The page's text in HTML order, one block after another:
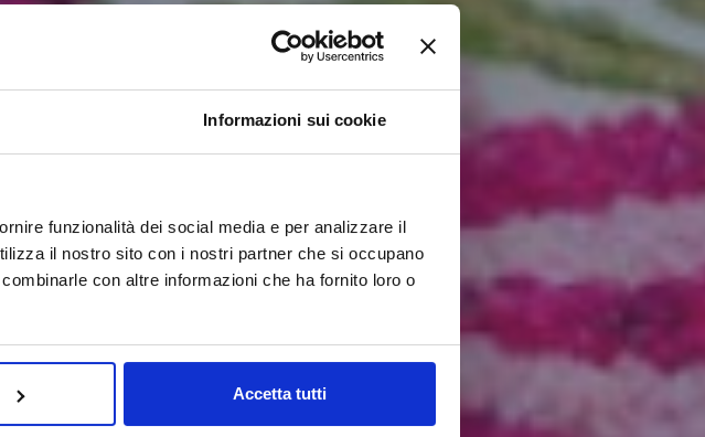
Informazioni sui cookie
funzionalità dei social media e per analizzare il
il nostro sito con i nostri partner che si occupano
con altre informazioni che ha fornito loro o
Accetta tutti